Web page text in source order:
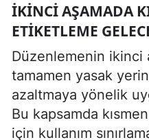
İKINCI AŞAMADA
ETIKETLEME
Düzenlemenin ikinci
tamamen yasak
azaltmaya yönelik
Bu kapsamda
için kullanım